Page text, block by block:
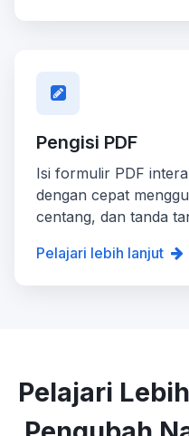
Pengisi PDF
Isi formulir PDF
dengan cepat
centang, dan tanda
Pelajari lebih lanjut
Pelajari